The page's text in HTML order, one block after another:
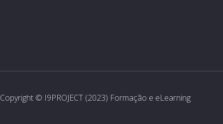
Copyright © I9PROJECT (2023) Formação e eLearning